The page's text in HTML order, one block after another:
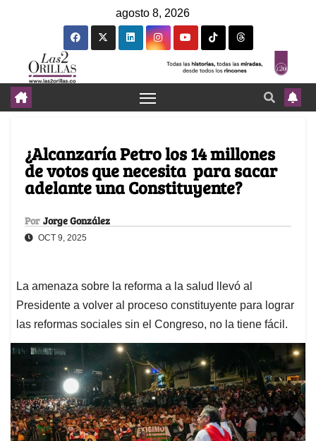
agosto 8, 2026
¿Alcanzaría Petro los 14 millones
de votos que necesita para sacar
adelante una Constituyente?
Por Jorge González
OCT 9, 2025
La amenaza sobre la reforma a la salud llevó al
Presidente a volver al proceso constituyente para lograr
las reformas sociales sin el Congreso, no la tiene fácil.